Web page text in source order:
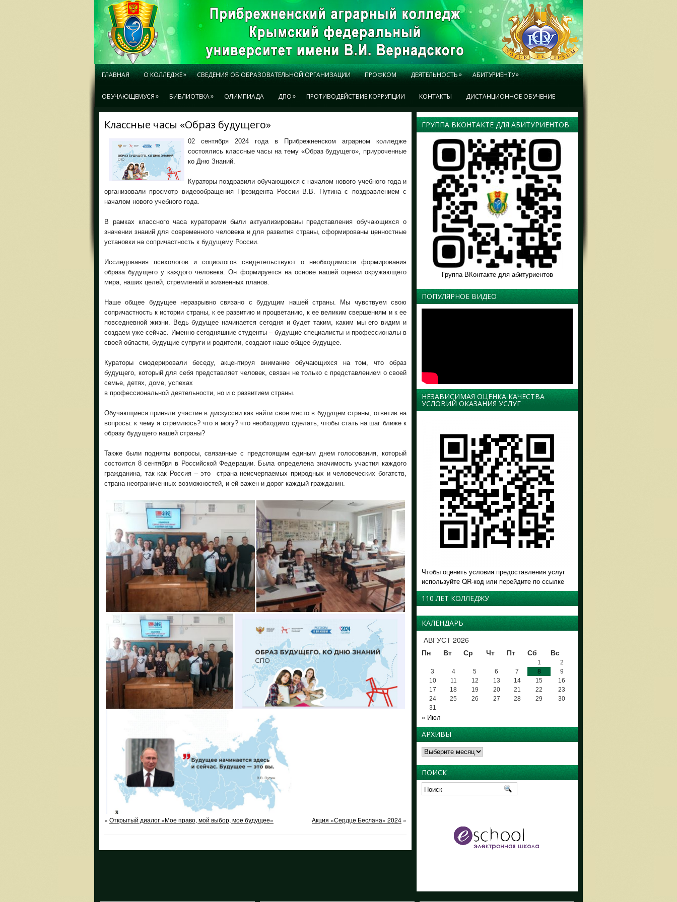
ГЛАВНАЯ О КОЛЛЕДЖЕ» СВЕДЕНИЯ ОБ ОБРАЗОВАТЕЛЬНОЙ ОРГАНИЗАЦИИ ПРОФКОМ ДЕЯТЕЛЬНОСТЬ» АБИТУРИЕНТУ»
ОБУЧАЮЩЕМУСЯ» БИБЛИОТЕКА» ОЛИМПИАДА ДПО» ПРОТИВОДЕЙСТВИЕ КОРРУПЦИИ КОНТАКТЫ ДИСТАНЦИОННОЕ ОБУЧЕНИЕ
Классные часы «Образ будущего»
02 сентября 2024 года в Прибрежненском аграрном колледже
состоялись классные часы на тему «Образ будущего», приуроченные
ко Дню Знаний.
Кураторы поздравили обучающихся с началом нового учебного года и
организовали просмотр видеообращения Президента России В.В. Путина с поздравлением с
началом нового учебного года.
В рамках классного часа кураторами были актуализированы представления обучающихся о
значении знаний для современного человека и для развития страны, сформированы ценностные
установки на сопричастность к будущему России.
Исследования психологов и социологов свидетельствуют о необходимости формирования
образа будущего у каждого человека. Он формируется на основе нашей оценки окружающего
мира, наших целей, стремлений и жизненных планов.
Наше общее будущее неразрывно связано с будущим нашей страны. Мы чувствуем свою
сопричастность к истории страны, к ее развитию и процветанию, к ее великим свершениям и к ее
повседневной жизни. Ведь будущее начинается сегодня и будет таким, каким мы его видим и
создаем уже сейчас. Именно сегодняшние студенты – будущие специалисты и профессионалы в
своей области, будущие супруги и родители, создают наше общее будущее.
Кураторы смодерировали беседу, акцентируя внимание обучающихся на том, что образ
будущего, который для себя представляет человек, связан не только с представлением о своей
семье, детях, доме, успехах
в профессиональной деятельности, но и с развитием страны.
Обучающиеся приняли участие в дискуссии как найти свое место в будущем страны, ответив на
вопросы: к чему я стремлюсь? что я могу? что необходимо сделать, чтобы стать на шаг ближе к
образу будущего нашей страны?
Также были подняты вопросы, связанные с предстоящим единым днем голосования, который
состоится 8 сентября в Российской Федерации. Была определена значимость участия каждого
гражданина, так как Россия – это страна неисчерпаемых природных и человеческих богатств,
страна неограниченных возможностей, и ей важен и дорог каждый гражданин.
« Открытый диалог «Мое право, мой выбор, мое будущее» Акция «Сердце Беслана» 2024 »
ГРУППА ВКОНТАКТЕ ДЛЯ АБИТУРИЕНТОВ
Группа ВКонтакте для абитуриентов
ПОПУЛЯРНОЕ ВИДЕО
НЕЗАВИСИМАЯ ОЦЕНКА КАЧЕСТВА
УСЛОВИЙ ОКАЗАНИЯ УСЛУГ
Чтобы оценить условия предоставления услуг
используйте QR-код или перейдите по ссылке
110 ЛЕТ КОЛЛЕДЖУ
КАЛЕНДАРЬ
АВГУСТ 2026
Пн
Вт Ср Чт Пт Сб Вс
1
2
3
4 5 6 7 8
9
10
11 12 13 14 15
16
17
18 19 20 21 22
23
24
25 26 27 28 29
30
31
« Июл
АРХИВЫ
Архивы
ПОИСК